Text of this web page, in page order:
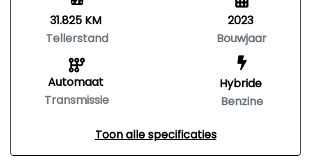
31.825 KM
Tellerstand
Automaat
Transmissie
2023
Bouwjaar
Hybride
Benzine
Toon alle specificaties